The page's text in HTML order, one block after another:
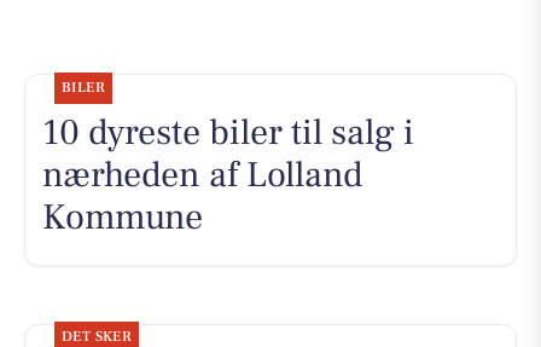
BILER
10 dyreste biler til salg i
nærheden af Lolland
Kommune
DET SKER